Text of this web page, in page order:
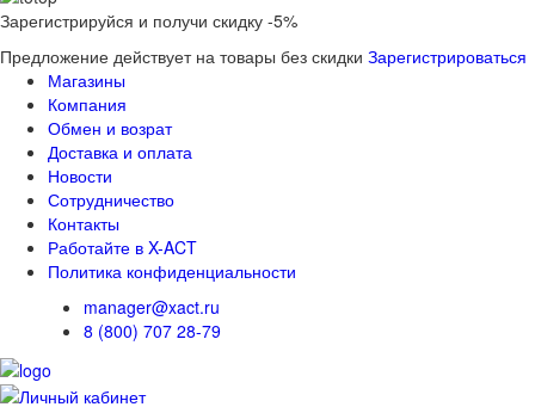
Зарегистрируйся и получи скидку -5%
Предложение действует на товары без скидки Зарегистрироваться
Магазины
Компания
Обмен и возрат
Доставка и оплата
Новости
Сотрудничество
Контакты
Работайте в X-ACT
Политика конфиденциальности
manager@xact.ru
8 (800) 707 28-79